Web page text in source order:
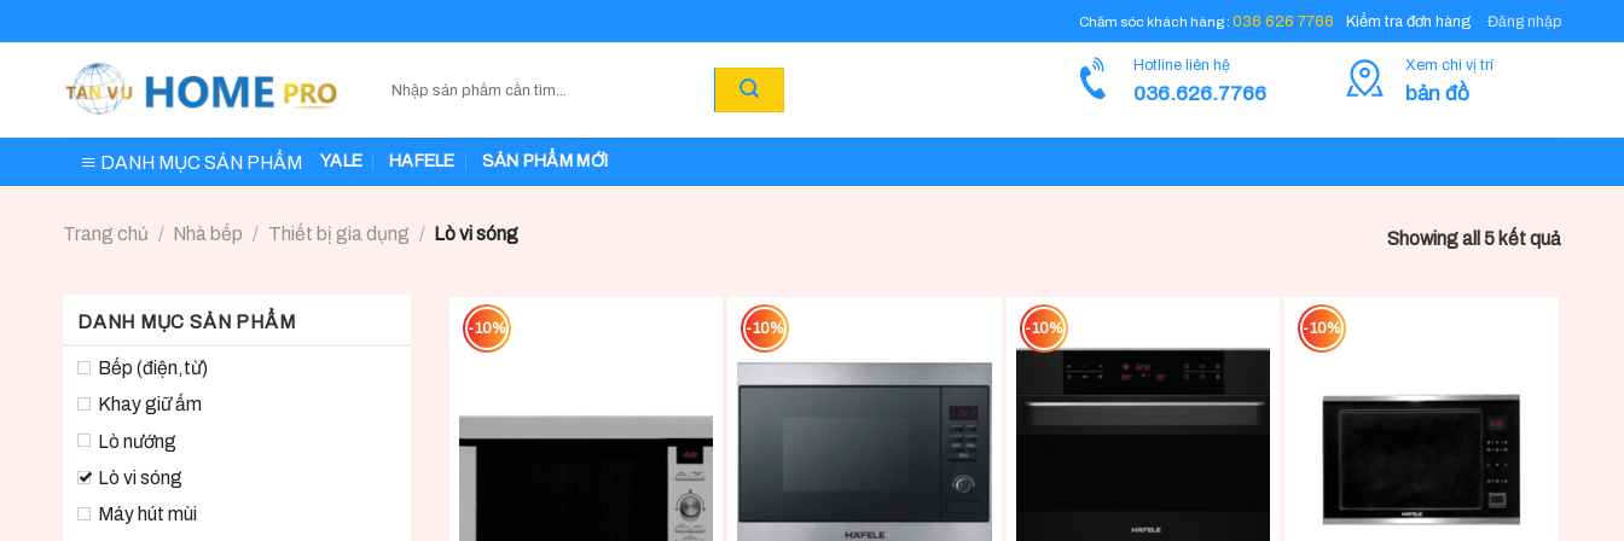
to
Chăm sóc khách hàng : 036 626 7766 Kiểm tra đơn hàng Đăng nhập
Hotline liên hệ
036.626.7766
Xem chi vị trí
bản đồ
DANH MỤC SẢN PHẨM YALE HAFELE SẢN PHẨM MỚI
Trang chủ / Nhà bếp / Thiết bị gia dụng / Lò vi sóng Showing all 5 kết quả
DANH MỤC SẢN PHẨM
Bếp (điện,từ)
Khay giữ ấm
Lò nướng
Lò vi sóng
Máy hút mùi
-10% -10% -10% -10%